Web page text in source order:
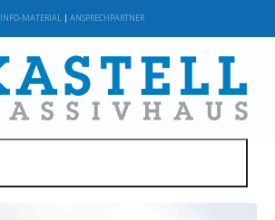
INFO-MATERIAL| ANSPRECHPARTNER